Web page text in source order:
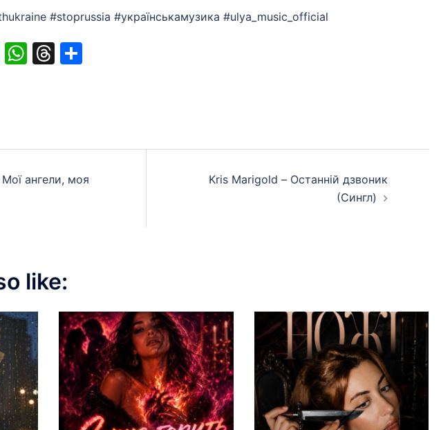
#stoprussia #українськамузика #ulya_music_official
Bluesky
WhatsApp
Threads
ангели, моя
Kris Marigold – Останній дзвоник
(Сингл)
like: